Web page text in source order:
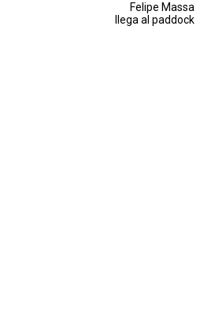
Felipe Massa
llega al paddock